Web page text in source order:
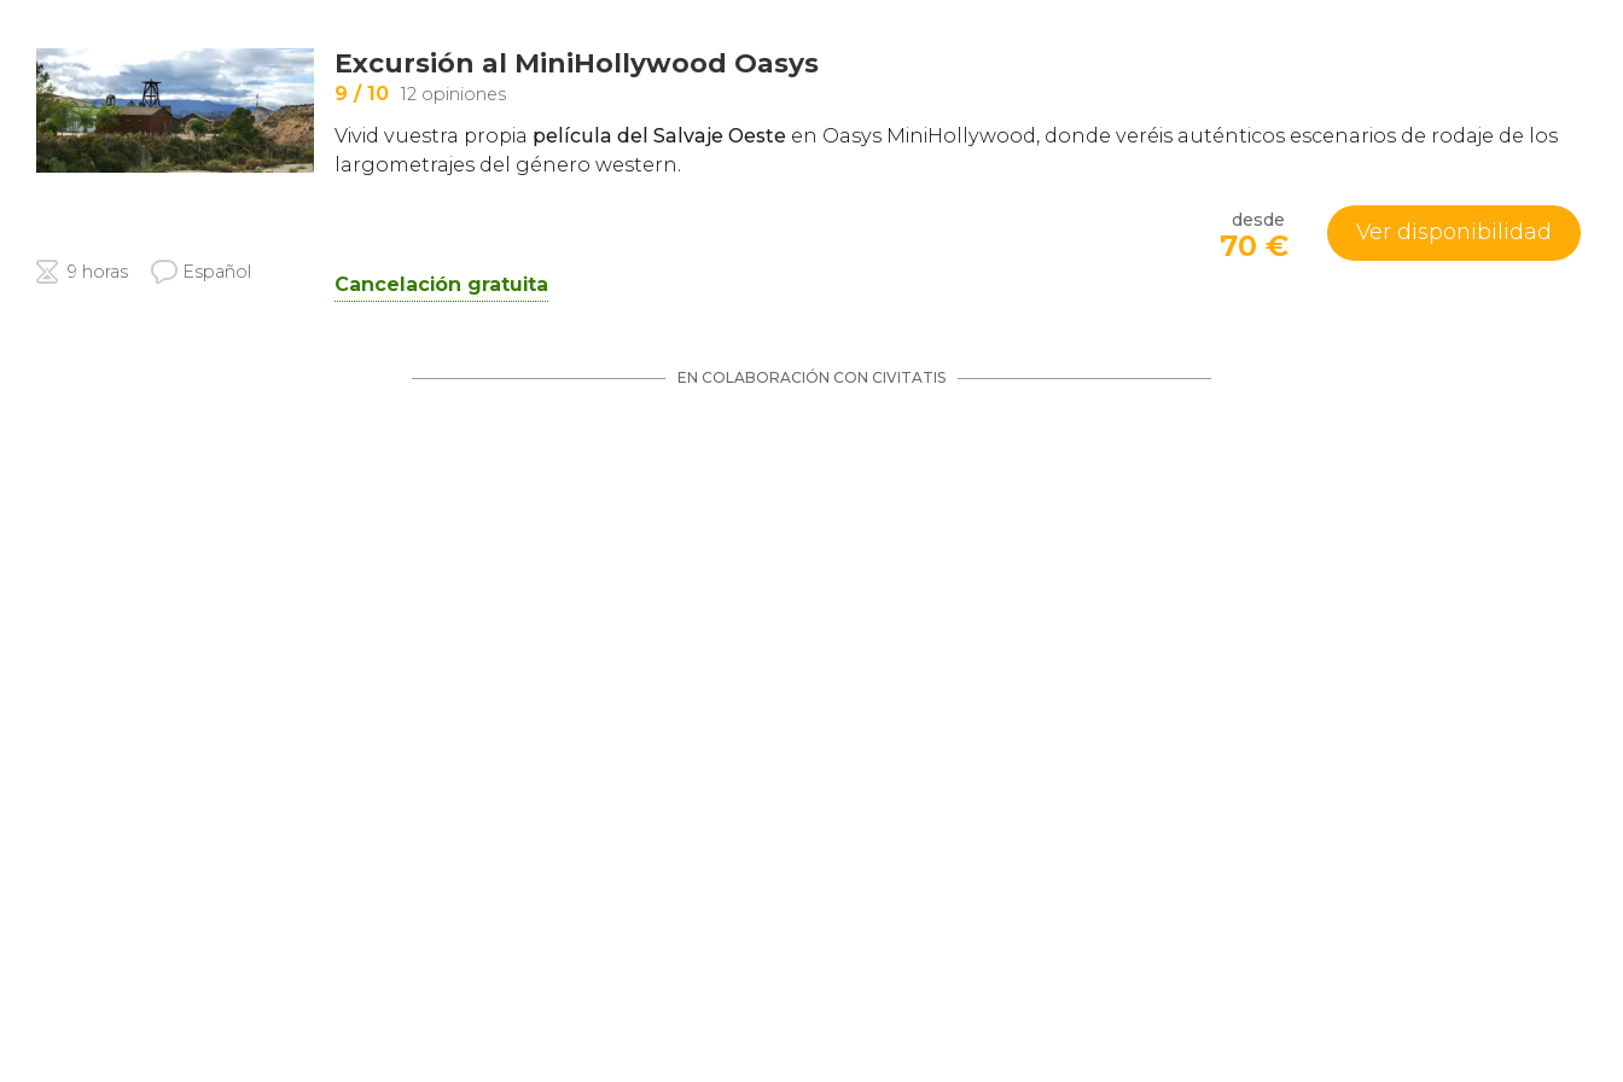
Excursión al MiniHollywood Oasys
9 / 10 12 opiniones
Vivid vuestra propia película del Salvaje Oeste en Oasys MiniHollywood, donde veréis auténticos escenarios de rodaje de los
largometrajes del género western.
9 horas Español
desde
70 € Ver disponibilidad
Cancelación gratuita
EN COLABORACIÓN CON CIVITATIS